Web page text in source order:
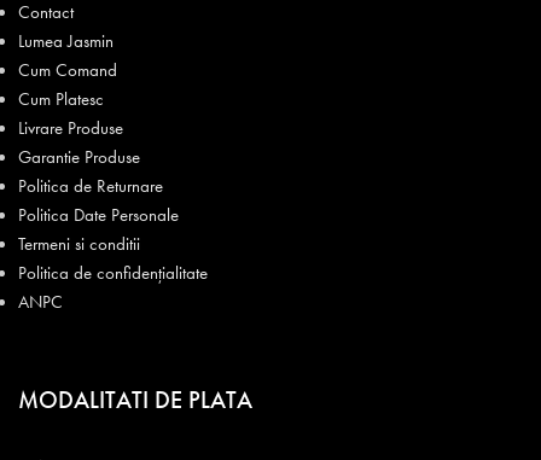
Contact
Lumea Jasmin
Cum Comand
Cum Platesc
Livrare Produse
Garantie Produse
Politica de Returnare
Politica Date Personale
Termeni si conditii
Politica de confidențialitate
ANPC
MODALITATI DE PLATA